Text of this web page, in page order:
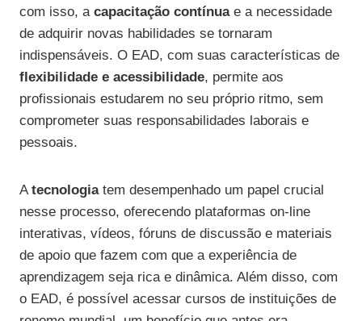
com isso, a capacitação contínuae a necessidade
de adquirir novas habilidades se tornaram
indispensáveis. O EAD, com suas características de
flexibilidade e acessibilidade, permite aos
profissionais estudarem no seu próprio ritmo, sem
comprometer suas responsabilidades laborais e
pessoais.
Atecnologiatem desempenhado um papel crucial
nesse processo, oferecendo plataformas on-line
interativas, vídeos, fóruns de discussão e materiais
de apoio que fazem com que a experiência de
aprendizagem seja rica e dinâmica. Além disso, com
o EAD, é possível acessar cursos de instituições de